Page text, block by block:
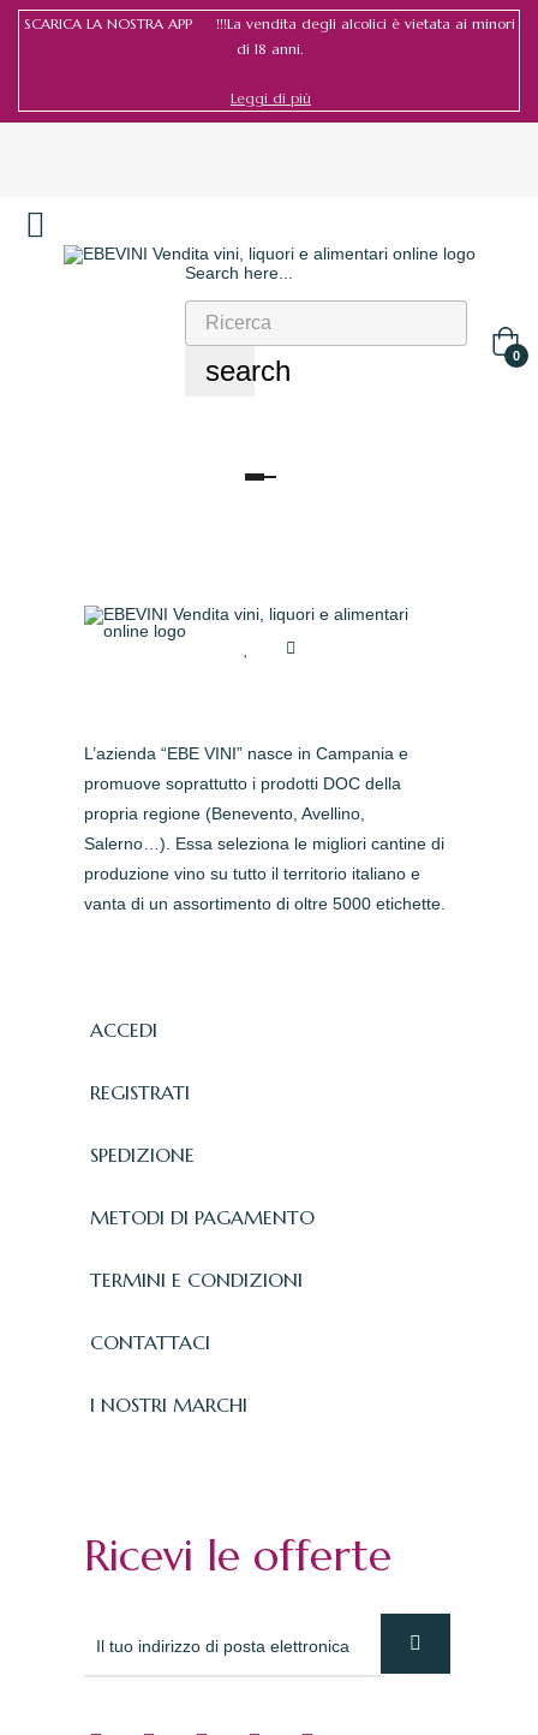
SCARICA LA NOSTRA APP !!!La vendita degli alcolici è vietata ai minori
di 18 anni.
Leggi di più
Search here...
search 0
navigazione
L’azienda “EBE VINI” nasce in Campania e
promuove soprattutto i prodotti DOC della
propria regione (Benevento, Avellino,
Salerno…). Essa seleziona le migliori cantine di
produzione vino su tutto il territorio italiano e
vanta di un assortimento di oltre 5000 etichette.
ACCEDI
REGISTRATI
SPEDIZIONE
METODI DI PAGAMENTO
TERMINI E CONDIZIONI
CONTATTACI
I NOSTRI MARCHI
Ricevi le offerte